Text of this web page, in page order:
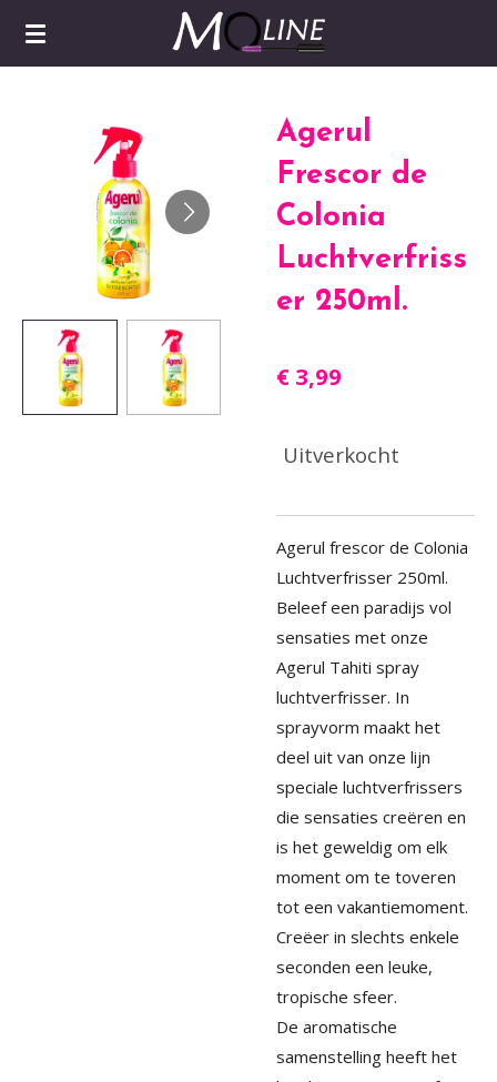
Ga
hoofdinhoud
Agerul
Frescor de
Colonia
Luchtverfriss
er 250ml.
€ 3,99
Uitverkocht
Agerul frescor de Colonia
Luchtverfrisser 250ml.
Beleef een paradijs vol
sensaties met onze
Agerul Tahiti spray
luchtverfrisser. In
sprayvorm maakt het
deel uit van onze lijn
speciale luchtverfrissers
die sensaties creëren en
is het geweldig om elk
moment om te toveren
tot een vakantiemoment.
Creëer in slechts enkele
seconden een leuke,
tropische sfeer.
De aromatische
samenstelling heeft het